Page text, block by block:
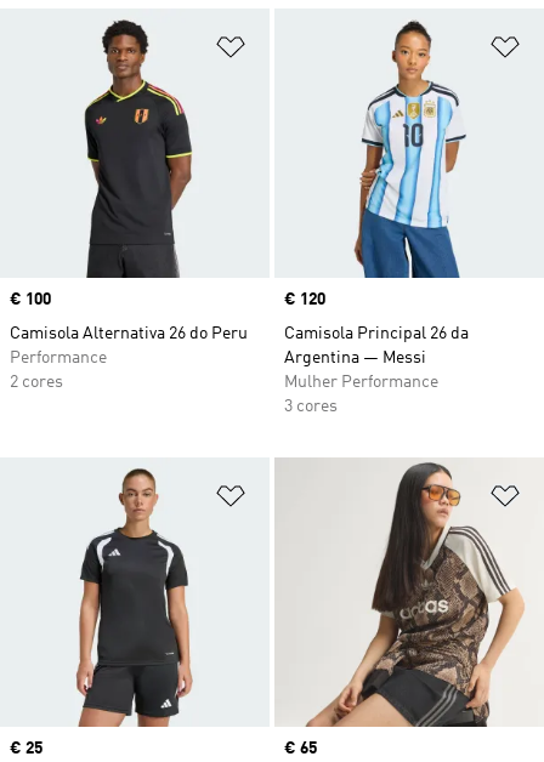
Adicionar à Lista de Desejos
Price
€ 100
Camisola Alternativa 26 do Peru
Performance
2 cores
Price
€ 120
Camisola Principal 26 da
Argentina — Messi
Mulher Performance
3 cores
Adicionar à Lista de Desejos
Price
€ 25
Price
€ 65